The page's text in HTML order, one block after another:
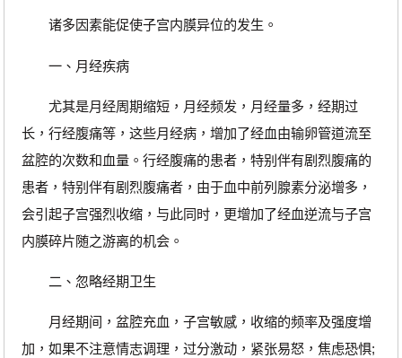
诸多因素能促使子宫内膜异位的发生。
一、月经疾病
尤其是月经周期缩短，月经频发，月经量多，经期过
长，行经腹痛等，这些月经病，增加了经血由输卵管道流至
盆腔的次数和血量。行经腹痛的患者，特别伴有剧烈腹痛的
患者，特别伴有剧烈腹痛者，由于血中前列腺素分泌增多，
会引起子宫强烈收缩，与此同时，更增加了经血逆流与子宫
内膜碎片随之游离的机会。
二、忽略经期卫生
月经期间，盆腔充血，子宫敏感，收缩的频率及强度增
加，如果不注意情志调理，过分激动，紧张易怒，焦虑恐惧;